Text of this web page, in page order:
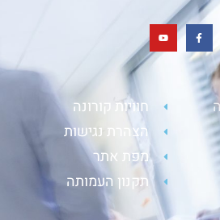
חוויות קורונה
הצהרת נגישות
מפת אתר
תקנון העמותה